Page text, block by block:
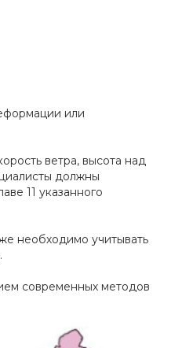
opora.ru
Краснодар, г.
8
пт 8:00-19:00
(800) 777-87-42
Нижний Новгород, г.
Новгород, ул.
пн-пт 8:00-19:00
8 (800) 777-87-42
или
ветра, высота над
должны
11 указанного
необходимо учитывать
современных методов